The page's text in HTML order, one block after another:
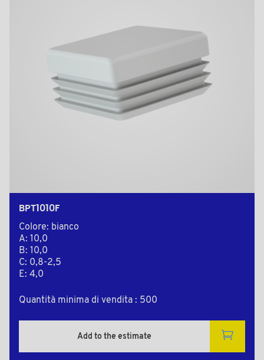
BPT1010F
Colore: bianco
A: 10,0
B: 10,0
C: 0,8-2,5
E: 4,0
Quantità minima di vendita : 500
Add to the estimate